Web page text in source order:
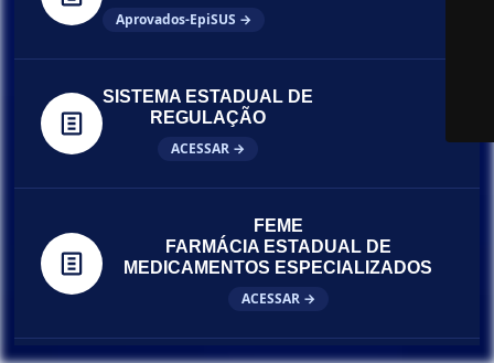
Aprovados-EpiSUS →
SISTEMA ESTADUAL DE
REGULAÇÃO
ACESSAR →
FEME
FARMÁCIA ESTADUAL DE
MEDICAMENTOS ESPECIALIZADOS
ACESSAR →